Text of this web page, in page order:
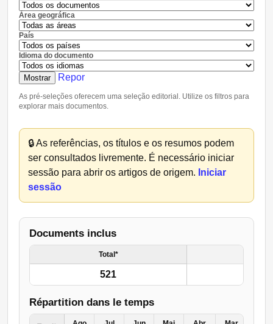
Área geográfica
País
Idioma do documento
Mostrar Repor
As pré-seleções oferecem uma seleção editorial. Utilize os filtros para
explorar mais documentos.
🔒As referências, os títulos e os resumos podem
ser consultados livremente. É necessário iniciar
sessão para abrir os artigos de origem. Iniciar
sessão
Documents inclus
Total*
521
Répartition dans le temps